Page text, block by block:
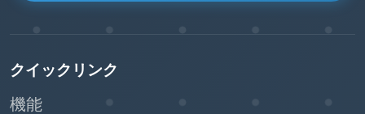
クイックリンク
機能